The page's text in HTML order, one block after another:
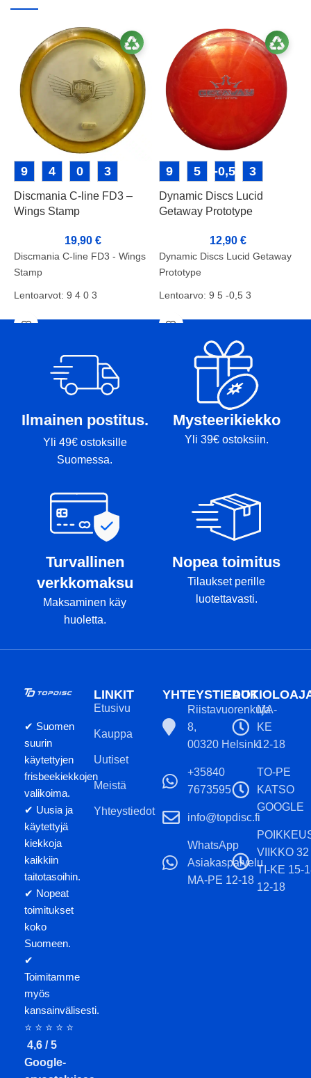
9 4 0 3
Discmania C-line FD3 –
Wings Stamp
19,90 €
Discmania C-line FD3 - Wings
Stamp
Lentoarvot: 9 4 0 3
Kunto: B
9 5 -0,5 3
Dynamic Discs Lucid
Getaway Prototype
12,90 €
Dynamic Discs Lucid Getaway
Prototype
Lentoarvo: 9 5 -0,5 3
Kunto: B
Paino: 173g
Tussit: Rimmi
Ilmainen postitus.
Yli 49€ ostoksille
Suomessa.
Mysteerikiekko
Yli 39€ ostoksiin.
Turvallinen
verkkomaksu
Maksaminen käy
huoletta.
Nopea toimitus
Tilaukset perille
luotettavasti.
✔ Suomen
suurin
käytettyjen
frisbeekiekkojen
valikoima.
✔ Uusia ja
käytettyjä
kiekkoja
kaikkiin
taitotasoihin.
✔ Nopeat
toimitukset
koko
Suomeen.
✔
Toimitamme
myös
kansainvälisesti.
⭐ ⭐ ⭐ ⭐ ⭐
4,6 / 5
Google-
LINKIT
Etusivu
Kauppa
Uutiset
Meistä
Yhteystiedot
YHTEYSTIEDOT
Riistavuorenkuja
8,
00320 Helsinki
+35840
7673595
info@topdisc.fi
WhatsApp
Asiakaspalvelu
MA-PE 12-18
MA-
KE
12-18
TO-PE
KATSO
GOOGLE
VIIKKO 32
TI-KE 15-
12-18